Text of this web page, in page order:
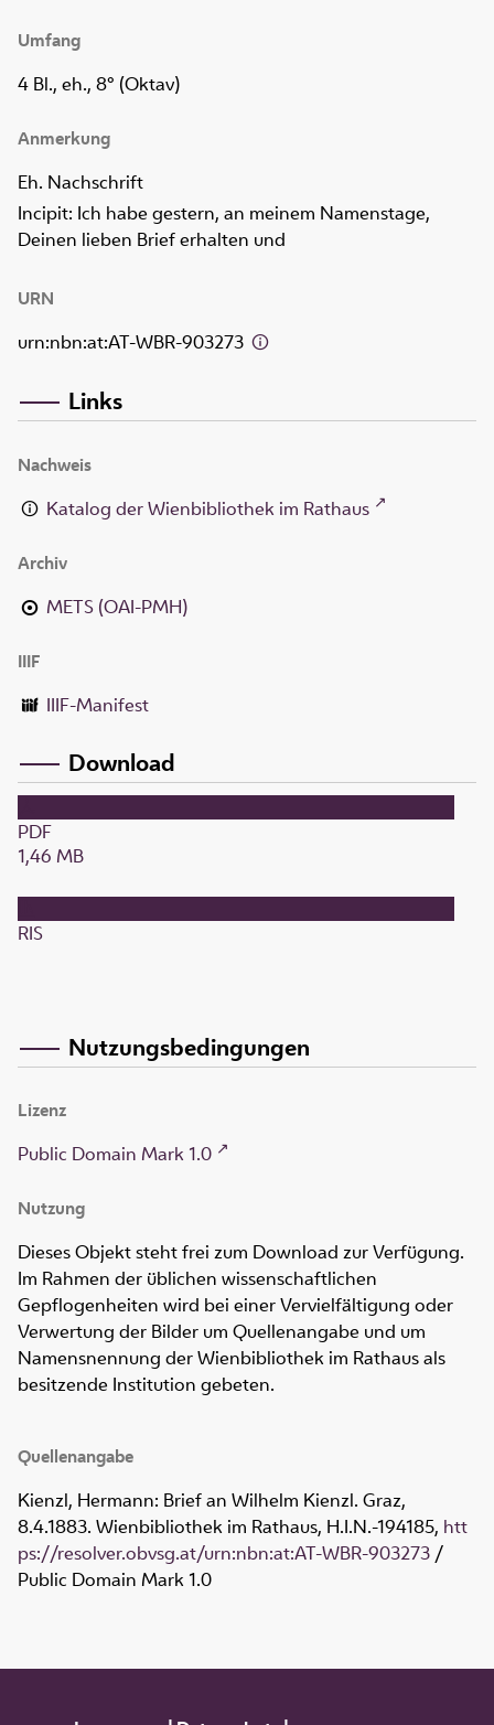
Umfang
4 Bl., eh., 8° (Oktav)
Anmerkung
Eh. Nachschrift
Incipit: Ich habe gestern, an meinem Namenstage,
Deinen lieben Brief erhalten und
URN
urn:nbn:at:AT-WBR-903273
Links
Nachweis
Katalog der Wienbibliothek im Rathaus
Archiv
METS (OAI-PMH)
IIIF
IIIF-Manifest
Download
PDF
1,46 MB
RIS
Nutzungsbedingungen
Lizenz
Public Domain Mark 1.0
Nutzung
Dieses Objekt steht frei zum Download zur Verfügung.
Im Rahmen der üblichen wissenschaftlichen
Gepflogenheiten wird bei einer Vervielfältigung oder
Verwertung der Bilder um Quellenangabe und um
Namensnennung der Wienbibliothek im Rathaus als
besitzende Institution gebeten.
Quellenangabe
Kienzl, Hermann: Brief an Wilhelm Kienzl. Graz,
8.4.1883. Wienbibliothek im Rathaus, H.I.N.-194185, htt
ps://resolver.obvsg.at/urn:nbn:at:AT-WBR-903273 /
Public Domain Mark 1.0